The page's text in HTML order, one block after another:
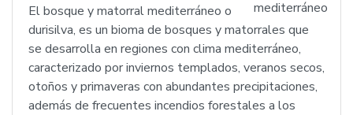
El bosque y matorral mediterráneo o
durisilva, es un bioma de bosques y matorrales que
se desarrolla en regiones con clima mediterráneo,
caracterizado por inviernos templados, veranos secos,
otoños y primaveras con abundantes precipitaciones,
además de frecuentes incendios forestales a los